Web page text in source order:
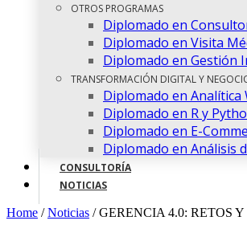
OTROS PROGRAMAS
Diplomado en
Diplomado en Visita
Diplomado en Gestión
TRANSFORMACIÓN DIGITAL Y
Diplomado en Analítica
Diplomado en R y
Diplomado en E-
Diplomado en Análisis
CONSULTORÍA
NOTICIAS
Home /Noticias /GERENCIA 4.0: RETOS